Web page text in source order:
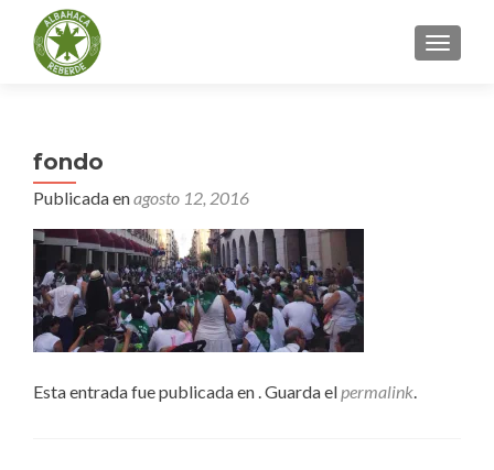
fondo
Publicada enagosto 12, 2016
Esta entrada fue publicada en . Guarda elpermalink.